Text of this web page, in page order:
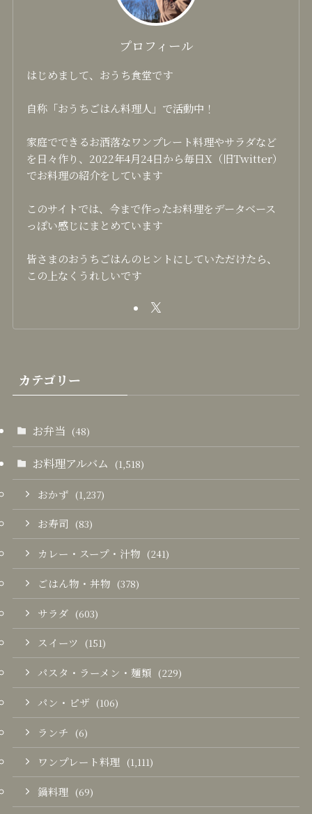
プロフィール
はじめまして、おうち食堂です
自称「おうちごはん料理人」で活動中！
家庭でできるお洒落なワンプレート料理やサラダなど
を日々作り、2022年4月24日から毎日X（旧Twitter）
でお料理の紹介をしています
このサイトでは、今まで作ったお料理をデータベース
っぽい感じにまとめています
皆さまのおうちごはんのヒントにしていただけたら、
この上なくうれしいです
カテゴリー
お弁当 (48)
お料理アルバム (1,518)
おかず (1,237)
お寿司 (83)
カレー・スープ・汁物 (241)
ごはん物・丼物 (378)
サラダ (603)
スイーツ (151)
パスタ・ラーメン・麺類 (229)
パン・ピザ (106)
ランチ (6)
ワンプレート料理 (1,111)
鍋料理 (69)